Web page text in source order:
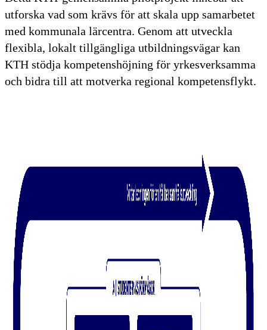
utforska vad som krävs för att skala upp samarbetet
med kommunala lärcentra. Genom att utveckla
flexibla, lokalt tillgängliga utbildningsvägar kan
KTH stödja kompetenshöjning för yrkesverksamma
och bidra till att motverka regional kompetensflykt.